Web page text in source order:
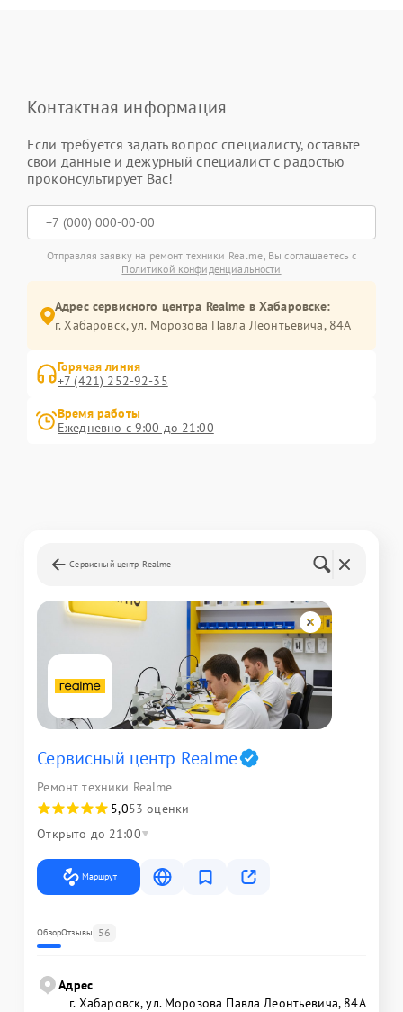
Контактная информация
Если требуется задать вопрос специалисту, оставьте
свои данные и дежурный специалист с радостью
проконсультирует Вас!
Отправляя заявку на ремонт техники Realme, Вы соглашаетесь с
Политикой конфиденциальности
Адрес сервисного центра Realme в Хабаровске:
г. Хабаровск, ул. Морозова Павла Леонтьевича, 84А
Горячая линия
+7 (421) 252-92-35
Время работы
Ежедневно с 9:00 до 21:00
Сервисный центр Realme
Сервисный центр Realme
Ремонт техники Realme
5,053 оценки
Открыто до 21:00
Маршрут
ОбзорОтзывы 56
Адрес
г. Хабаровск, ул. Морозова Павла Леонтьевича, 84А